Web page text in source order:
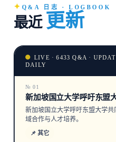
Q&A 日志 · LOGBOOK
最近 更新
LIVE · 6433 Q&A ·
DAILY
№ 01
新加坡国立大学呼吁东盟
新加坡国立大学呼吁东盟大学
域合作与人才培养。
📌 其它